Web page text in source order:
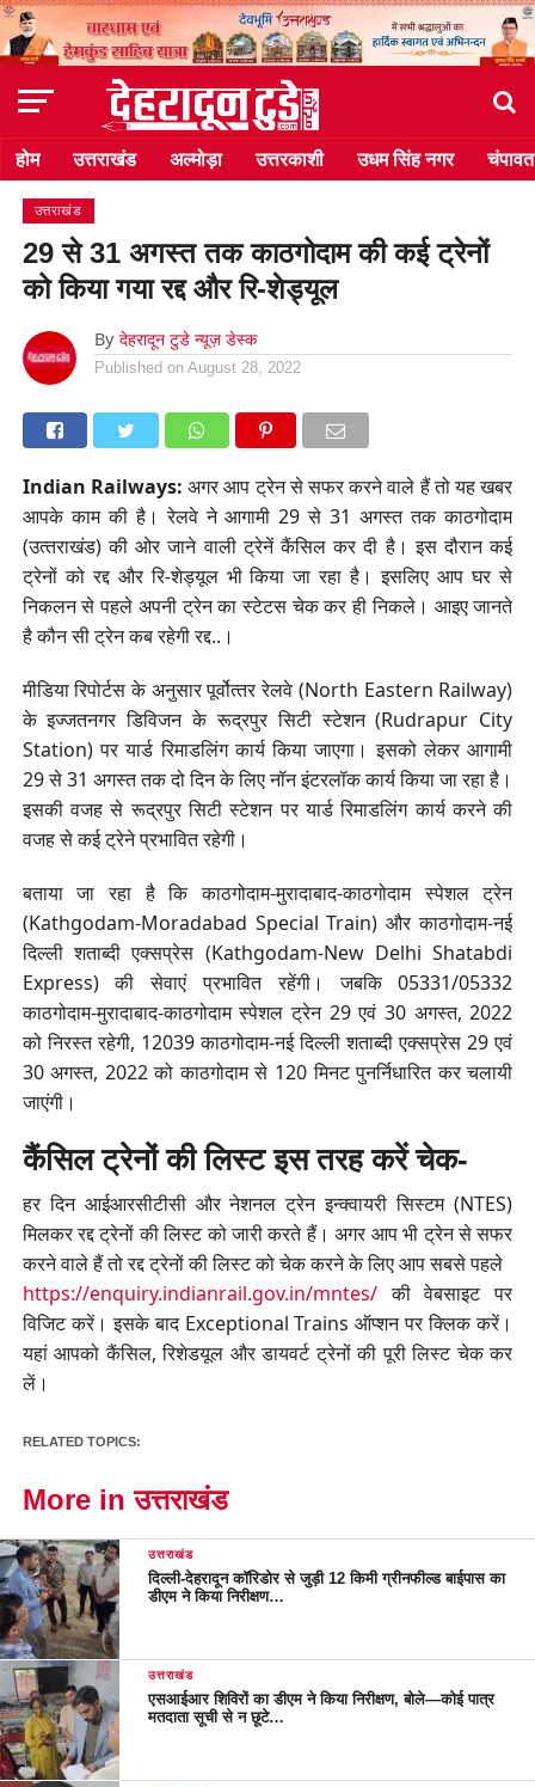
होम उत्तराखंड अल्मोड़ा उत्तरकाशी उधम सिंह नगर चंपावत
उत्तराखंड
29 से 31 अगस्त तक काठगोदाम की कई ट्रेनों
को किया गया रद्द और रि-शेड्यूल
By देहरादून टुडे न्यूज़ डेस्क
Published on August 28, 2022
Indian Railways: अगर आप ट्रेन से सफर करने वाले हैं तो यह खबर
आपके काम की है। रेलवे ने आगामी 29 से 31 अगस्त तक काठगोदाम
(उत्‍तराखंड) की ओर जाने वाली ट्रेनें कैंसिल कर दी है। इस दौरान कई
ट्रेनों को रद्द और रि-शेड्यूल भी क‍िया जा रहा है। इसलिए आप घर से
निकलन से पहले अपनी ट्रेन का स्टेटस चेक कर ही निकले। आइए जानते
है कौन सी ट्रेन कब रहेगी रद्द..।
मीडिया रिपोर्टस के अनुसार पूर्वोत्‍तर रेलवे (North Eastern Railway)
के इज्जतनगर ड‍िव‍िजन के रूद्रपुर सिटी स्टेशन (Rudrapur City
Station) पर यार्ड रिमाडलिंग कार्य क‍िया जाएगा। इसको लेकर आगामी
29 से 31 अगस्त तक दो द‍िन के ल‍िए नॉन इंटरलॉक कार्य क‍िया जा रहा है।
इसकी वजह से रूद्रपुर सिटी स्टेशन पर यार्ड रिमाडलिंग कार्य करने की
वजह से कई ट्रेने प्रभावित रहेगी।
बताया जा रहा है कि काठगोदाम-मुरादाबाद-काठगोदाम स्पेशल ट्रेन
(Kathgodam-Moradabad Special Train) और काठगोदाम-नई
दिल्ली शताब्दी एक्सप्रेस (Kathgodam-New Delhi Shatabdi
Express) की सेवाएं प्रभाव‍ित रहेंगी। जबकि 05331/05332
काठगोदाम-मुरादाबाद-काठगोदाम स्पेशल ट्रेन 29 एवं 30 अगस्त, 2022
को निरस्त रहेगी, 12039 काठगोदाम-नई दिल्ली शताब्दी एक्सप्रेस 29 एवं
30 अगस्त, 2022 को काठगोदाम से 120 मिनट पुनर्निधारित कर चलायी
जाएंगी।
कैंसिल ट्रेनों की लिस्ट इस तरह करें चेक-
हर दिन आईआरसीटीसी और नेशनल ट्रेन इन्क्वायरी सिस्टम (NTES)
मिलकर रद्द ट्रेनों की लिस्ट को जारी करते हैं। अगर आप भी ट्रेन से सफर
करने वाले हैं तो रद्द ट्रेनों की लिस्ट को चेक करने के लिए आप सबसे पहले
https://enquiry.indianrail.gov.in/mntes/की वेबसाइट पर
विजिट करें। इसके बाद Exceptional Trains ऑप्शन पर क्लिक करें।
यहां आपको कैंसिल, रिशेडयूल और डायवर्ट ट्रेनों की पूरी लिस्ट चेक कर
लें।
RELATED TOPICS:
More in उत्तराखंड
उत्तराखंड
दिल्ली-देहरादून कॉरिडोर से जुड़ी 12 किमी ग्रीनफील्ड बाईपास का
डीएम ने किया निरीक्षण…
उत्तराखंड
एसआईआर शिविरों का डीएम ने किया निरीक्षण, बोले—कोई पात्र
मतदाता सूची से न छूटे…